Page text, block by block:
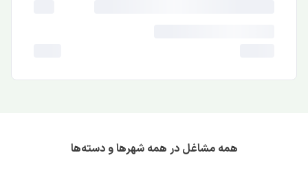
همه مشاغل در همه شهرها و دسته‌ها